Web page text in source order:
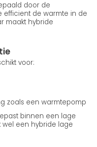
door de
efficient de warmte in de
maakt hybride
voor:
zoals een warmtepomp
binnen een lage
wel een hybride lage